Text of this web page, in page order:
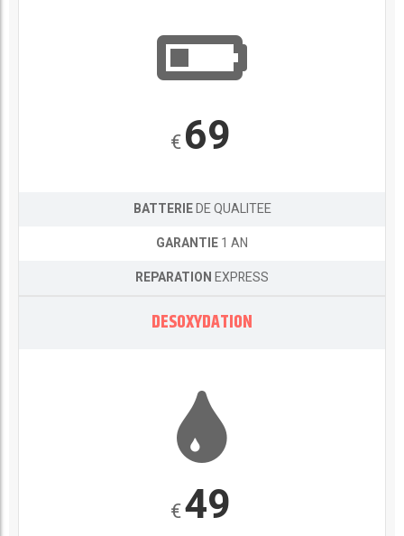
€69
BATTERIEDE QUALITEE
GARANTIE1 AN
REPARATIONEXPRESS
DESOXYDATION
€49